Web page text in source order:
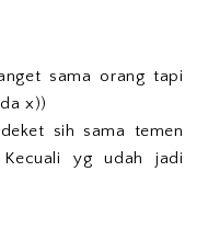
sama orang tapi
x))
sih sama temen
Kecuali yg udah jadi